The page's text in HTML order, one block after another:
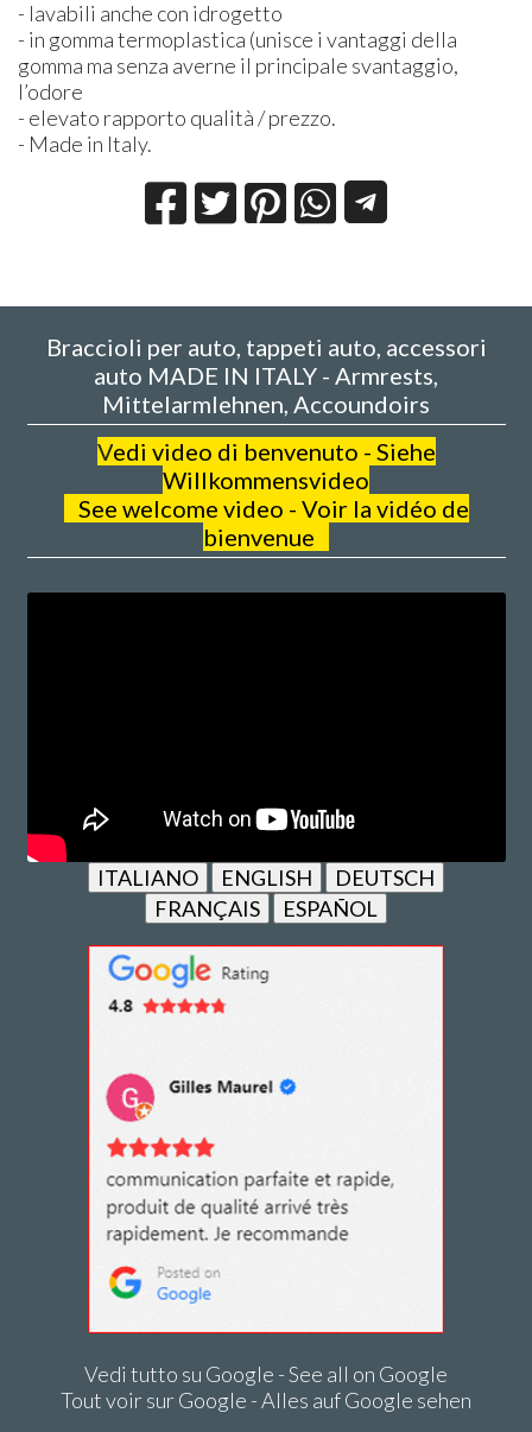
- lavabili anche con idrogetto
- in gomma termoplastica (unisce i vantaggi della
gomma ma senza averne il principale svantaggio,
l’odore
- elevato rapporto qualità / prezzo.
- Made in Italy.
Braccioli per auto, tappeti auto, accessori
auto MADE IN ITALY - Armrests,
Mittelarmlehnen, Accoundoirs
Vedi video di benvenuto - Siehe
Willkommensvideo
See welcome video - Voir la vidéo de
bienvenue
ITALIANO ENGLISH
DEUTSCH
FRANÇAIS
ESPAÑOL
Vedi tutto su Google - See all on Google
Tout voir sur Google - Alles auf Google sehen